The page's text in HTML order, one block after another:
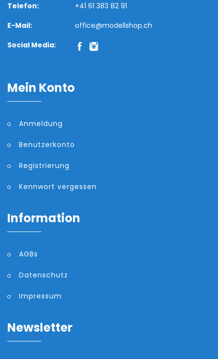
Telefon:
+41 61 383 82 91
E-Mail:
office@modellshop.ch
Social Media:
Mein Konto
Anmeldung
Benutzerkonto
Registrierung
Kennwort vergessen
Information
AGBs
Datenschutz
Impressum
Newsletter